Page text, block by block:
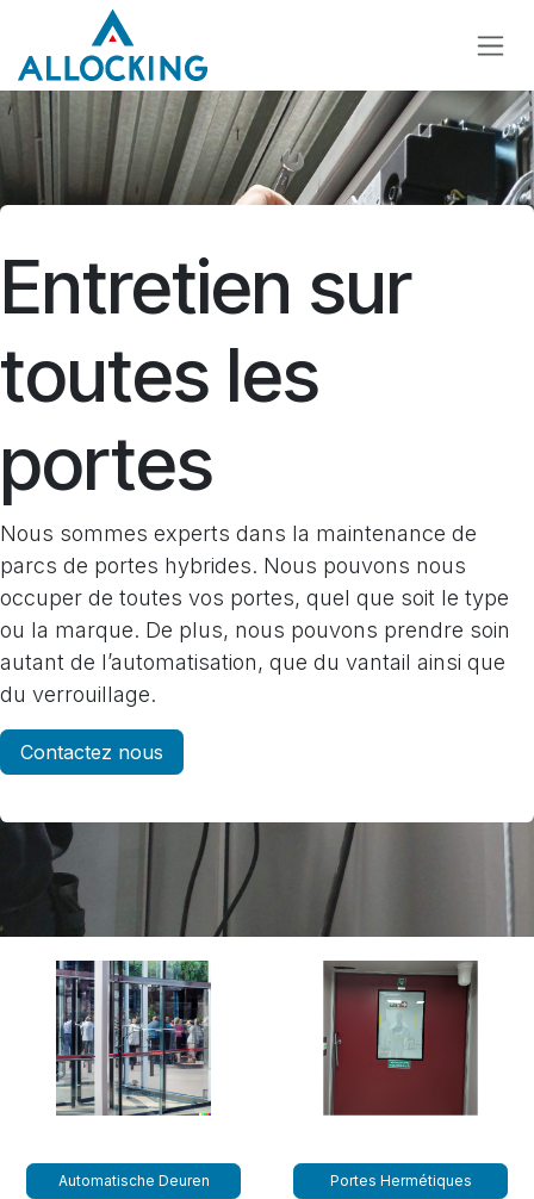
Se rendre au contenu
Entretien sur
toutes les
portes
Nous sommes experts dans la maintenance de
parcs de portes hybrides. Nous pouvons nous
occuper de toutes vos portes, quel que soit le type
ou la marque. De plus, nous pouvons prendre soin
autant de l’automatisation, que du vantail ainsi que
du verrouillage.
Contactez nous
Automatische Deuren Portes Hermétiques